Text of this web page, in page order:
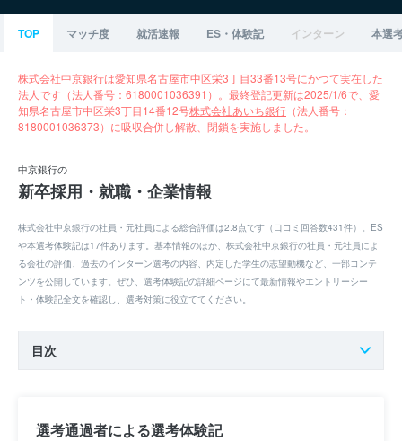
TOP マッチ度 就活速報 ES・体験記 インターン 本選
株式会社中京銀行は愛知県名古屋市中区栄3丁目33番13号にかつて実在した
法人です（法人番号：6180001036391）。最終登記更新は2025/1/6で、愛
知県名古屋市中区栄3丁目14番12号株式会社あいち銀行 （法人番号：
8180001036373）に吸収合併し解散、閉鎖を実施しました。
中京銀行の
新卒採用・就職・企業情報
株式会社中京銀行の社員・元社員による総合評価は2.8点です（口コミ回答数431件）。ES
や本選考体験記は17件あります。基本情報のほか、株式会社中京銀行の社員・元社員によ
る会社の評価、過去のインターン選考の内容、内定した学生の志望動機など、一部コンテ
ンツを公開しています。ぜひ、選考体験記の詳細ページにて最新情報やエントリーシー
ト・体験記全文を確認し、選考対策に役立ててください。
目次
選考通過者による選考体験記